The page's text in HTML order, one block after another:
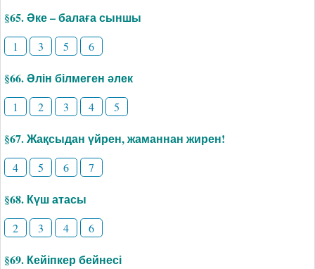
§65. Әке – балаға сыншы
1 3 5 6
§66. Әлін білмеген әлек
1 2 3 4 5
§67. Жақсыдан үйрен, жаманнан жирен!
4 5 6 7
§68. Күш атасы
2 3 4 6
§69. Кейіпкер бейнесі